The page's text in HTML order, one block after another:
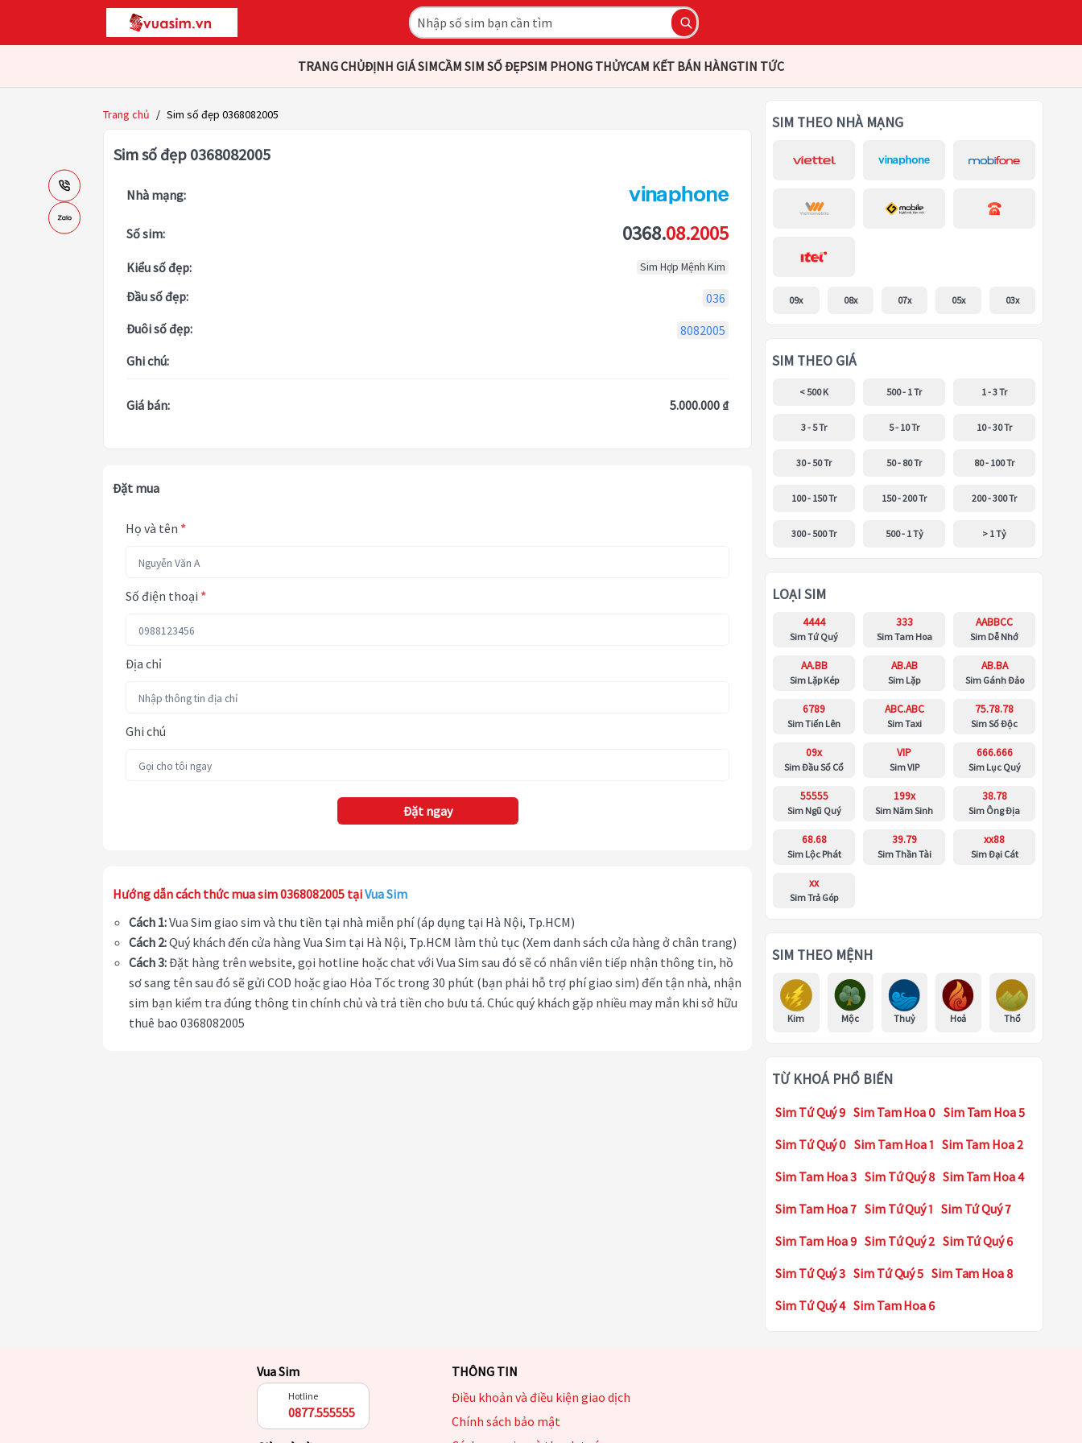
TRANG CHỦĐỊNH GIÁ SIMCẦM SIM SỐ ĐẸPSIM PHONG THỦYCAM KẾT BÁN HÀNGTIN TỨC
Trang chủ / Sim số đẹp 0368082005
Sim số đẹp 0368082005
Nhà mạng:
Số sim: 0368.08.2005
Kiểu số đẹp: Sim Hợp Mệnh Kim
Đầu số đẹp:
036
Đuôi số đẹp:
8082005
Ghi chú:
Giá bán: 5.000.000 ₫
Đặt mua
Họ và tên *
Số điện thoại *
Địa chỉ
Ghi chú
Đặt ngay
Hướng dẫn cách thức mua sim 0368082005 tạiVua Sim
Cách 1:Vua Sim giao sim và thu tiền tại nhà miễn phí (áp dụng tại Hà Nội, Tp.HCM)
Cách 2:Quý khách đến cửa hàng Vua Sim tại Hà Nội, Tp.HCM làm thủ tục (Xem danh sách cửa hàng ở chân trang)
Cách 3:Đặt hàng trên website, gọi hotline hoặc chat với Vua Sim sau đó sẽ có nhân viên tiếp nhận thông tin, hồ
sơ sang tên sau đó sẽ gửi COD hoặc giao Hỏa Tốc trong 30 phút (bạn phải hỗ trợ phí giao sim) đến tận nhà, nhận
sim bạn kiểm tra đúng thông tin chính chủ và trả tiền cho bưu tá. Chúc quý khách gặp nhiều may mắn khi sở hữu
thuê bao 0368082005
SIM THEO NHÀ MẠNG
09x 08x 07x 05x 03x
SIM THEO GIÁ
< 500 K 500 - 1 Tr 1 - 3 Tr
3 - 5 Tr 5 - 10 Tr 10 - 30 Tr
30 - 50 Tr 50 - 80 Tr 80 - 100 Tr
100 - 150 Tr 150 - 200 Tr 200 - 300 Tr
300 - 500 Tr 500 - 1 Tỷ > 1 Tỷ
LOẠI SIM
4444
Sim Tứ Quý
333
Sim Tam Hoa
AABBCC
Sim Dễ Nhớ
AA.BB
Sim Lặp Kép
AB.AB
Sim Lặp
AB.BA
Sim Gánh Đảo
6789
Sim Tiến Lên
ABC.ABC
Sim Taxi
75.78.78
Sim Số Độc
09x
Sim Đầu Số Cổ
VIP
Sim VIP
666.666
Sim Lục Quý
55555
Sim Ngũ Quý
199x
Sim Năm Sinh
38.78
Sim Ông Địa
68.68
Sim Lộc Phát
39.79
Sim Thần Tài
xx88
Sim Đại Cát
xx
Sim Trả Góp
SIM THEO MỆNH
Kim Mộc Thuỷ Hoả Thổ
TỪ KHOÁ PHỔ BIẾN
Sim Tứ Quý 9 Sim Tam Hoa 0 Sim Tam Hoa 5
Sim Tứ Quý 0 Sim Tam Hoa 1 Sim Tam Hoa 2
Sim Tam Hoa 3 Sim Tứ Quý 8 Sim Tam Hoa 4
Sim Tam Hoa 7 Sim Tứ Quý 1 Sim Tứ Quý 7
Sim Tam Hoa 9 Sim Tứ Quý 2 Sim Tứ Quý 6
Sim Tứ Quý 3 Sim Tứ Quý 5 Sim Tam Hoa 8
Sim Tứ Quý 4 Sim Tam Hoa 6
Vua Sim
Hotline
0877.555555
THÔNG TIN
Điều khoản và điều kiện giao dịch
Chính sách bảo mật